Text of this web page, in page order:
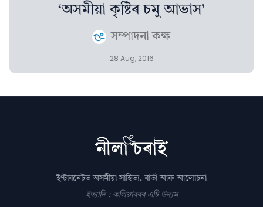
‘অসমীয়া কৃষ্টিৰ চমু আভাস’
সম্পাদনা কক্ষ
28 Aug, 2016
ইণ্টাৰনেটত অসমীয়া সাহিত্য, বাৰ্তা আৰু আলোচনা
ইত্যাদি : কলিয়াবৰৰ এটি উদ্যম